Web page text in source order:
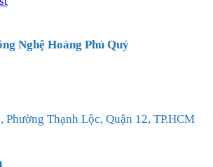
Nghệ Hoàng Phú Quý
Thạnh Lộc, Quận 12, TP.HCM